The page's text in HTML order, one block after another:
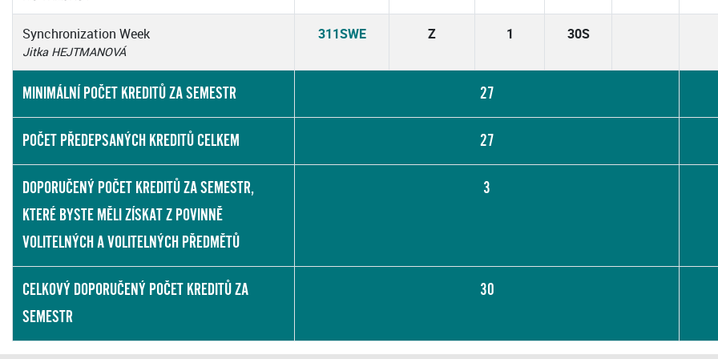
Synchronization Week
Jitka HEJTMANOVÁ
311SWE Z 1 30S
MINIMÁLNÍ POČET KREDITŮ ZA SEMESTR 27
POČET PŘEDEPSANÝCH KREDITŮ CELKEM 27
DOPORUČENÝ POČET KREDITŮ ZA SEMESTR,
KTERÉ BYSTE MĚLI ZÍSKAT Z POVINNĚ
VOLITELNÝCH A VOLITELNÝCH PŘEDMĚTŮ
3
CELKOVÝ DOPORUČENÝ POČET KREDITŮ ZA
SEMESTR
30